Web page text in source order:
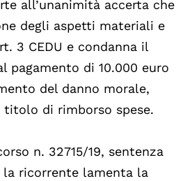
all’unanimità accerta che
degli aspetti materiali e
3 CEDU e condanna il
pagamento di 10.000 euro
del danno morale,
titolo di rimborso spese.
n. 32715/19, sentenza
la ricorrente lamenta la